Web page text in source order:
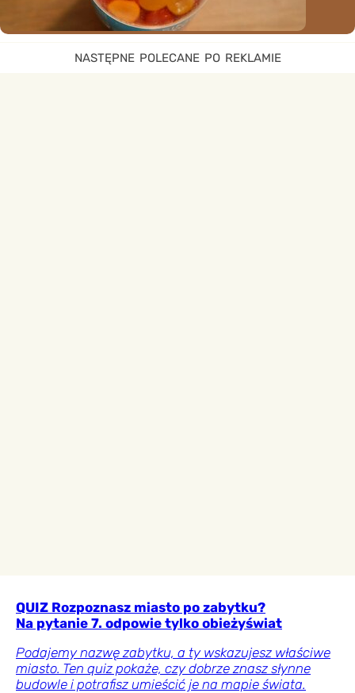
QUIZ Rozpoznasz miasto po zabytku?
Na pytanie 7. odpowie tylko obieżyświat
Podajemy nazwę zabytku, a ty wskazujesz właściwe
miasto. Ten quiz pokaże, czy dobrze znasz słynne
budowle i potrafisz umieścić je na mapie świata.